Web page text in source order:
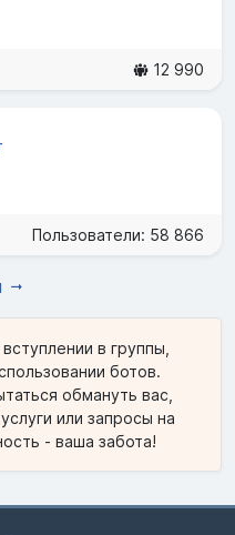
12 990
Пользователи: 58 866
в группы,
ботов.
обмануть вас,
или запросы на
- ваша забота!